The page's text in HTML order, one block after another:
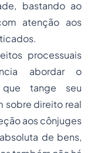
bastando ao
atenção aos
processuais
abordar o
tange seu
sobre direito real
aos cônjuges
de bens,